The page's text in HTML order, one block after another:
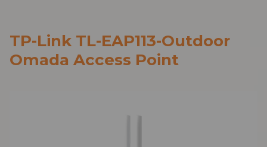
TP-Link TL-EAP113-Outdoor
Omada Access Point